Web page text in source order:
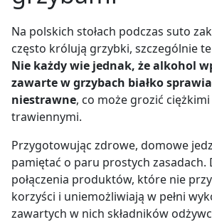
Na polskich stołach podczas suto
często królują grzybki, szczególnie
Nie każdy wie jednak, że alkohol
zawarte w grzybach białko
niestrawne, co może grozić
trawiennymi.
Przygotowując zdrowe, domowe
pamiętać o paru prostych zasadach.
połączenia produktów, które nie
korzyści i uniemożliwiają w pełni
zawartych w nich składników